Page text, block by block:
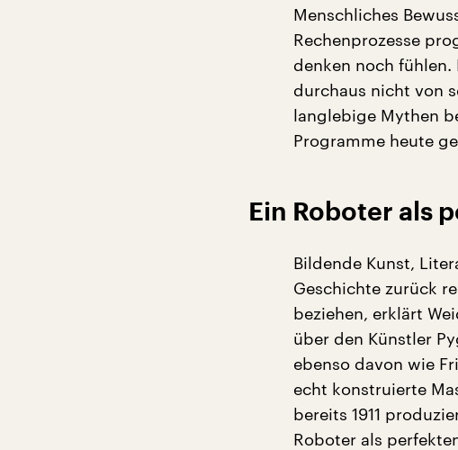
Menschliches
Rechenprozesse
denken noch fühlen.
durchaus nicht von
langlebige Mythen
Programme heute
Ein Roboter als
Bildende Kunst,
Geschichte zurück
beziehen, erklärt
über den Künstler
ebenso davon wie
echt konstruierte
bereits 1911
Roboter als